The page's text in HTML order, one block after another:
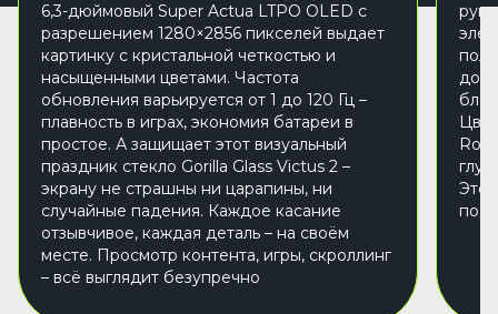
6,3-дюймовый Super Actua LTPO OLED с
разрешением 1280×2856 пикселей выдает
картинку с кристальной четкостью и
насыщенными цветами. Частота
обновления варьируется от 1 до 120 Гц –
плавность в играх, экономия батареи в
простое. А защищает этот визуальный
праздник стекло Gorilla Glass Victus 2 –
экрану не страшны ни царапины, ни
случайные падения. Каждое касание
отзывчивое, каждая деталь – на своём
месте. Просмотр контента, игры, скроллинг
– всё выглядит безупречно